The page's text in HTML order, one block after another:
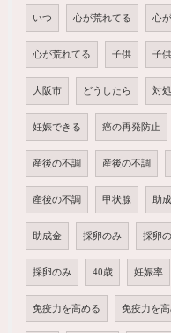
いつ 心が荒れてる 心
心が荒れてる 子供 子供
大阪市 どうしたら 対処
妊娠できる 癌の再発防止
産後の不調 産後の不調
産後の不調 甲状腺 助
助成金 採卵のみ 採卵
採卵のみ 40歳 妊娠率
免疫力を高める 免疫力を